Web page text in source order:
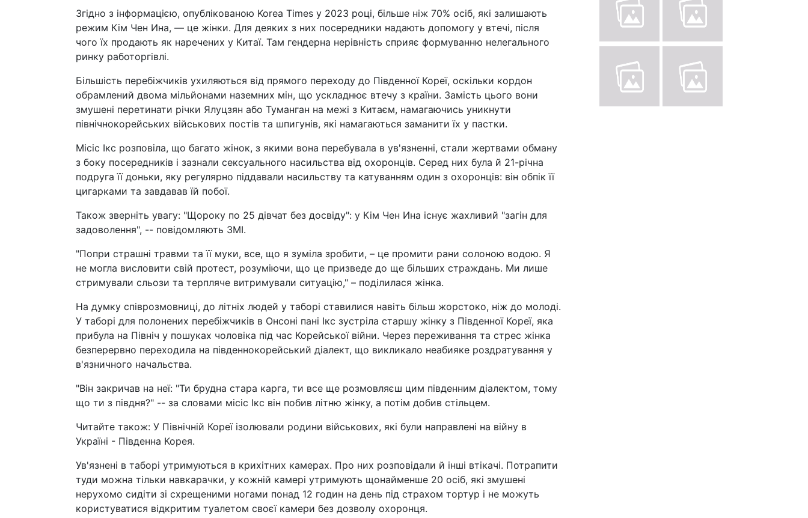
Згідно з інформацією, опублікованою Korea Times у 2023 році, більше ніж 70% осіб, які залишають
режим Кім Чен Ина, — це жінки. Для деяких з них посередники надають допомогу у втечі, після
чого їх продають як наречених у Китаї. Там гендерна нерівність сприяє формуванню нелегального
ринку работоргівлі.
Більшість перебіжчиків ухиляються від прямого переходу до Південної Кореї, оскільки кордон
обрамлений двома мільйонами наземних мін, що ускладнює втечу з країни. Замість цього вони
змушені перетинати річки Ялуцзян або Туманган на межі з Китаєм, намагаючись уникнути
північнокорейських військових постів та шпигунів, які намагаються заманити їх у пастки.
Місіс Ікс розповіла, що багато жінок, з якими вона перебувала в ув'язненні, стали жертвами обману
з боку посередників і зазнали сексуального насильства від охоронців. Серед них була й 21-річна
подруга її доньки, яку регулярно піддавали насильству та катуванням один з охоронців: він обпік її
цигарками та завдавав їй побої.
Також зверніть увагу: "Щороку по 25 дівчат без досвіду": у Кім Чен Ина існує жахливий "загін для
задоволення", -- повідомляють ЗМІ.
"Попри страшні травми та її муки, все, що я зуміла зробити, – це промити рани солоною водою. Я
не могла висловити свій протест, розуміючи, що це призведе до ще більших страждань. Ми лише
стримували сльози та терпляче витримували ситуацію," – поділилася жінка.
На думку співрозмовниці, до літніх людей у таборі ставилися навіть більш жорстоко, ніж до молоді.
У таборі для полонених перебіжчиків в Онсоні пані Ікс зустріла старшу жінку з Південної Кореї, яка
прибула на Північ у пошуках чоловіка під час Корейської війни. Через переживання та стрес жінка
безперервно переходила на південнокорейський діалект, що викликало неабияке роздратування у
в'язничного начальства.
"Він закричав на неї: "Ти брудна стара карга, ти все ще розмовляєш цим південним діалектом, тому
що ти з півдня?" -- за словами місіс Ікс він побив літню жінку, а потім добив стільцем.
Читайте також: У Північній Кореї ізолювали родини військових, які були направлені на війну в
Україні - Південна Корея.
Ув'язнені в таборі утримуються в крихітних камерах. Про них розповідали й інші втікачі. Потрапити
туди можна тільки навкарачки, у кожній камері утримують щонайменше 20 осіб, які змушені
нерухомо сидіти зі схрещеними ногами понад 12 годин на день під страхом тортур і не можуть
користуватися відкритим туалетом своєї камери без дозволу охоронця.